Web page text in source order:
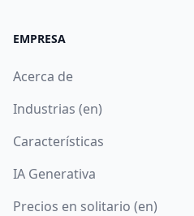
EMPRESA
Acerca de
Industrias (en)
Características
IA Generativa
Precios en solitario (en)